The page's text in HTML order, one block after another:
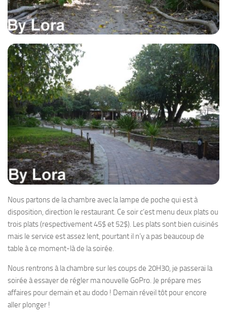
Nous partons de la chambre avec la lampe de poche qui est à
disposition, direction le restaurant. Ce soir c’est menu deux plats ou
trois plats (respectivement 45$ et 52$). Les plats sont bien cuisinés
mais le service est assez lent, pourtant il n’y a pas beaucoup de
table à ce moment-là de la soirée.
Nous rentrons à la chambre sur les coups de 20H30, je passerai la
soirée à essayer de régler ma nouvelle GoPro. Je prépare mes
affaires pour demain et au dodo ! Demain réveil tôt pour encore
aller plonger !